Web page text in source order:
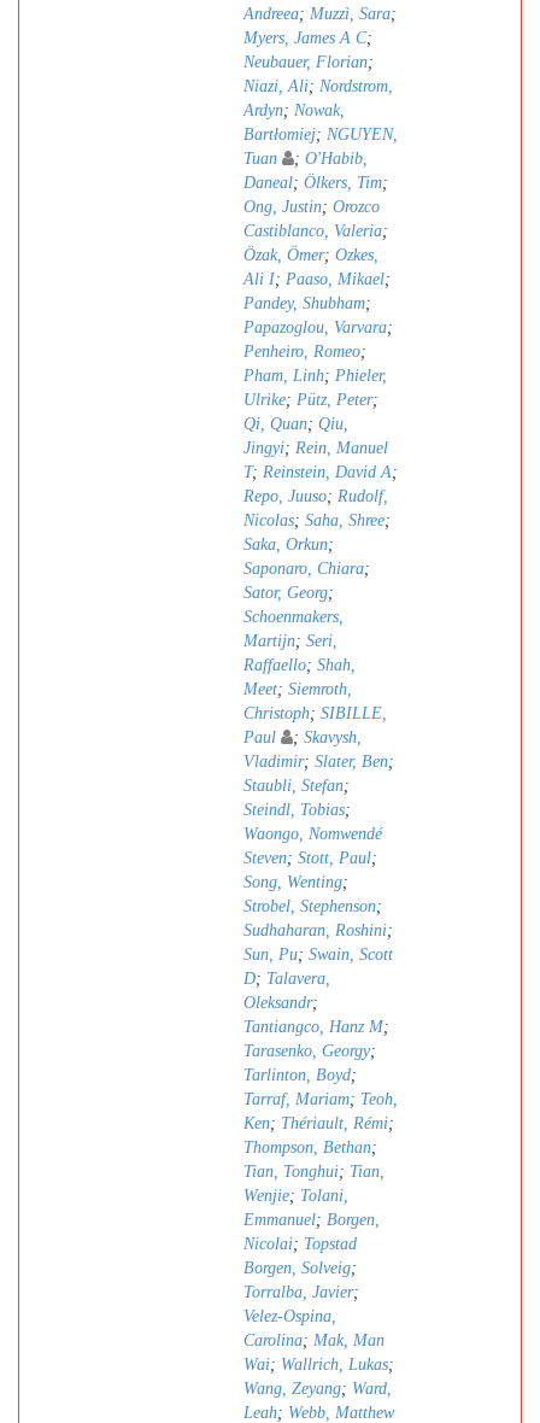
Andreea; Muzzì, Sara;
Myers, James A C;
Neubauer, Florian;
Niazi, Ali; Nordstrom,
Ardyn; Nowak,
Bartłomiej; NGUYEN,
Tuan
; O'Habib,
Daneal; Ölkers, Tim;
Ong, Justin; Orozco
Castiblanco, Valeria;
Özak, Ömer; Ozkes,
Ali I; Paaso, Mikael;
Pandey, Shubham;
Papazoglou, Varvara;
Penheiro, Romeo;
Pham, Linh; Phieler,
Ulrike; Pütz, Peter;
Qi, Quan; Qiu,
Jingyi; Rein, Manuel
T; Reinstein, David A;
Repo, Juuso; Rudolf,
Nicolas; Saha, Shree;
Saka, Orkun;
Saponaro, Chiara;
Sator, Georg;
Schoenmakers,
Martijn; Seri,
Raffaello; Shah,
Meet; Siemroth,
Christoph; SIBILLE,
Paul
; Skavysh,
Vladimir; Slater, Ben;
Staubli, Stefan;
Steindl, Tobias;
Waongo, Nomwendé
Steven; Stott, Paul;
Song, Wenting;
Strobel, Stephenson;
Sudhaharan, Roshini;
Sun, Pu; Swain, Scott
D; Talavera,
Oleksandr;
Tantiangco, Hanz M;
Tarasenko, Georgy;
Tarlinton, Boyd;
Tarraf, Mariam; Teoh,
Ken; Thériault, Rémi;
Thompson, Bethan;
Tian, Tonghui; Tian,
Wenjie; Tolani,
Emmanuel; Borgen,
Nicolai; Topstad
Borgen, Solveig;
Torralba, Javier;
Velez-Ospina,
Carolina; Mak, Man
Wai; Wallrich, Lukas;
Wang, Zeyang; Ward,
Leah; Webb, Matthew